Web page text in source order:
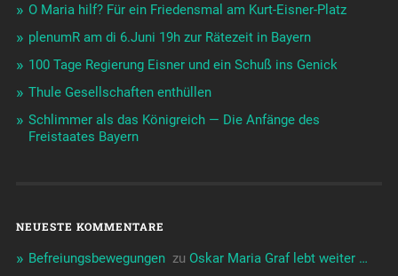
O Maria hilf? Für ein Friedensmal am Kurt-Eisner-Platz
plenumR am di 6.Juni 19h zur Rätezeit in Bayern
100 Tage Regierung Eisner und ein Schuß ins Genick
Thule Gesellschaften enthüllen
Schlimmer als das Königreich — Die Anfänge des
Freistaates Bayern
NEUESTE KOMMENTARE
Befreiungsbewegungen ️‍ zu Oskar Maria Graf lebt weiter …